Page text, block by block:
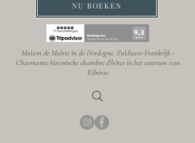
NU BOEKEN
Maison de Maître in de Dordogne, Zuidwest-Frankrijk -
Charmante historische chambre d'hôtes in het centrum van
Ribérac